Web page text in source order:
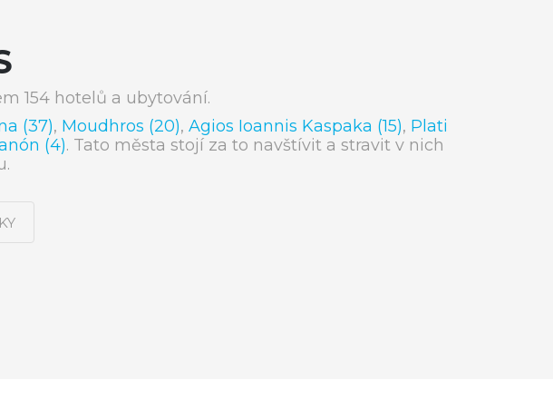
154 hotelů a ubytování.
(37), Moudhros (20), Agios Ioannis Kaspaka (15), Plati
(4). Tato města stojí za to navštívit a stravit v nich